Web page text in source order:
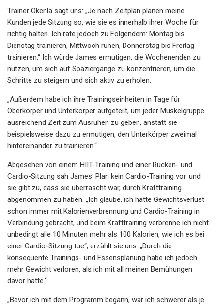
Trainer Okenla sagt uns: „Je nach Zeitplan planen meine
Kunden jede Sitzung so, wie sie es innerhalb ihrer Woche für
richtig halten. Ich rate jedoch zu Folgendem: Montag bis
Dienstag trainieren, Mittwoch ruhen, Donnerstag bis Freitag
trainieren.“ Ich würde James ermutigen, die Wochenenden zu
nutzen, um sich auf Spaziergänge zu konzentrieren, um die
Schritte zu steigern und sich aktiv zu erholen.
„Außerdem habe ich ihre Trainingseinheiten in Tage für
Oberkörper und Unterkörper aufgeteilt, um jeder Muskelgruppe
ausreichend Zeit zum Ausruhen zu geben, anstatt sie
beispielsweise dazu zu ermutigen, den Unterkörper zweimal
hintereinander zu trainieren.“
Abgesehen von einem HIIT-Training und einer Rücken- und
Cardio-Sitzung sah James‘ Plan kein Cardio-Training vor, und
sie gibt zu, dass sie überrascht war, durch Krafttraining
abgenommen zu haben. „Ich glaube, ich hatte Gewichtsverlust
schon immer mit Kalorienverbrennung und Cardio-Training in
Verbindung gebracht, und beim Krafttraining verbrenne ich nicht
unbedingt alle 10 Minuten mehr als 100 Kalorien, wie ich es bei
einer Cardio-Sitzung tue“, erzählt sie uns. „Durch die
konsequente Trainings- und Essensplanung habe ich jedoch
mehr Gewicht verloren, als ich mit all meinen Bemühungen
davor hatte.“
„Bevor ich mit dem Programm begann, war ich schwerer als je